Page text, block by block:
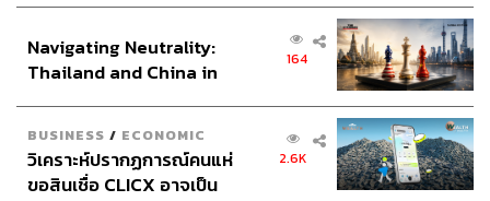
TMC
อินโดนีเซีย
Navigating Neutrality:
Thailand and China in
164
BUSINESS / ECONOMIC
วิเคราะห์ปรากฏการณ์คนแห่
ขอสินเชื่อ CLICX อาจเป็น
2.6K